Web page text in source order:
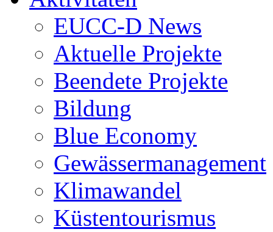
EUCC-D News
Aktuelle Projekte
Beendete Projekte
Bildung
Blue Economy
Gewässermanagement
Klimawandel
Küstentourismus